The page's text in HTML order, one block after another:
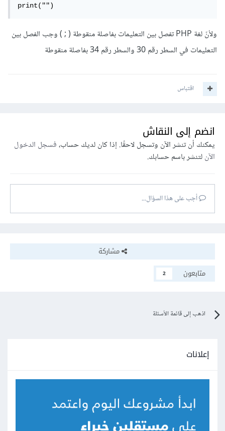
print("")
ولأنّ لغة PHP تفصل بين التعليمات بفاصلة منقوطة ( ; ) وجب الفصل بين
التعليمات في السطر رقم 30 والسطر رقم 34 بفاصلة منقوطة
اقتباس
انضم إلى النقاش
يمكنك أن تنشر الآن وتسجل لاحقًا. إذا كان لديك حساب،فسجل الدخول
الآنلتنشر باسم حسابك.
أجب على هذا السؤال...
مشاركة
متابعون
2
اذهب إلى قائمة الأسئلة
إعلانات